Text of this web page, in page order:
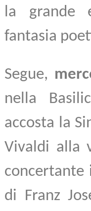
la grande
fantasia
Segue,
nella
accosta la
Vivaldi alla
concertante
di Franz